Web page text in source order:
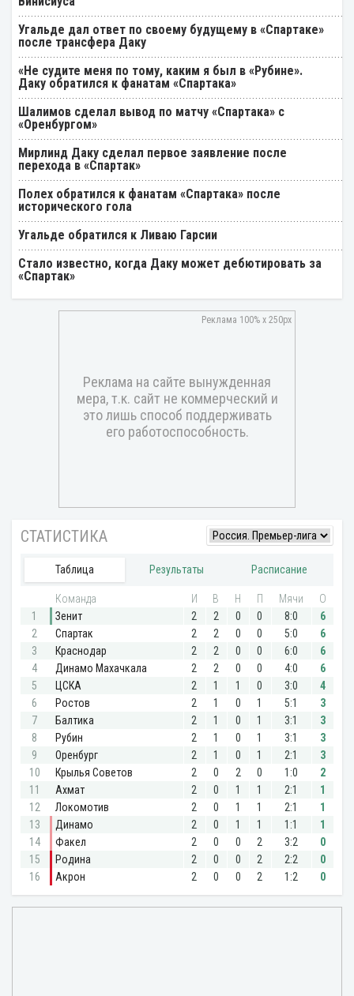
Угальде дал ответ по своему будущему в «Спартаке»
после трансфера Даку
«Не судите меня по тому, каким я был в «Рубине».
Даку обратился к фанатам «Спартака»
Шалимов сделал вывод по матчу «Спартака» с
«Оренбургом»
Мирлинд Даку сделал первое заявление после
перехода в «Спартак»
Полех обратился к фанатам «Спартака» после
исторического гола
Угальде обратился к Ливаю Гарсии
Стало известно, когда Даку может дебютировать за
«Спартак»